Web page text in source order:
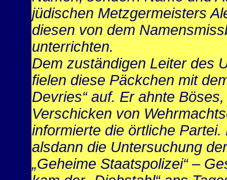
jüdischen Metzgermeisters
diesen von dem
unterrichten.
Dem zuständigen Leiter des
fielen diese Päckchen mit
Devries“ auf. Er ahnte
Verschicken von
informierte die örtliche
alsdann die Untersuchung
„Geheime Staatspolizei“ –